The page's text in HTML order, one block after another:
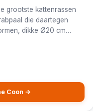
grootste kattenrassen
die daartegen
dikke Ø20 cm
Coon →